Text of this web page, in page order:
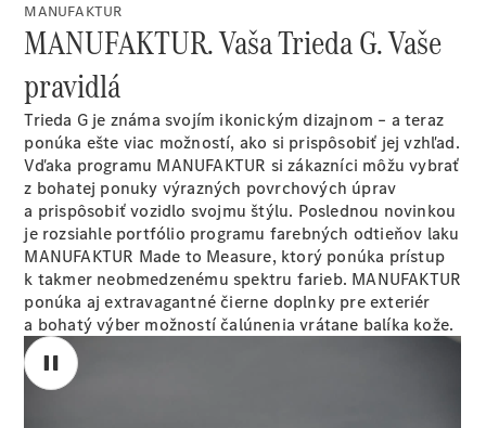
Sedany
Všetky
Sedany
CLA
Elektromobil
CLA
Trieda C
sedan
Trieda
C
Elektromobil
MANUFAKTUR
MANUFAKTUR. Vaša Trieda G. Vaše
pravidlá
Trieda G je známa svojím ikonickým dizajnom – a teraz
ponúka ešte viac možností, ako si prispôsobiť jej vzhľad.
Vďaka programu MANUFAKTUR si zákazníci môžu vybrať
z bohatej ponuky výrazných povrchových úprav
a prispôsobiť vozidlo svojmu štýlu. Poslednou novinkou
je rozsiahle portfólio programu farebných odtieňov laku
MANUFAKTUR Made to Measure, ktorý ponúka prístup
k takmer neobmedzenému spektru farieb. MANUFAKTUR
ponúka aj extravagantné čierne doplnky pre exteriér
a bohatý výber možností čalúnenia vrátane balíka kože.